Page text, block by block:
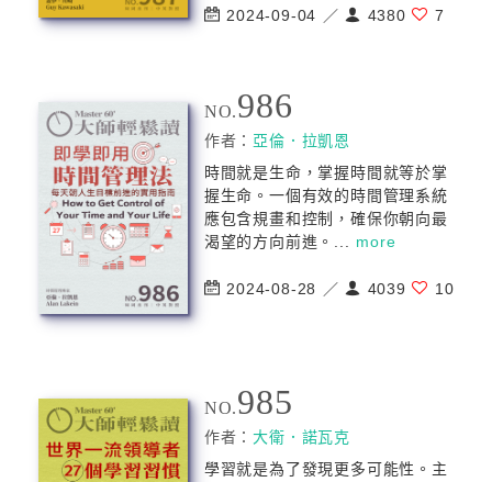
2024-09-04 ／ 4380 7
NO.986
作者： 亞倫．拉凱恩
時間就是生命，掌握時間就等於掌
握生命。一個有效的時間管理系統
應包含規畫和控制，確保你朝向最
渴望的方向前進。... more
2024-08-28 ／ 4039 10
NO.985
作者：大衛．諾瓦克
學習就是為了發現更多可能性。主